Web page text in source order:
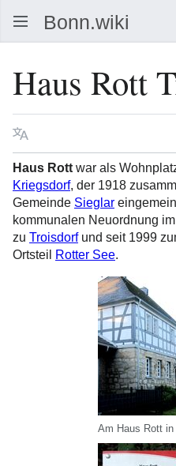
Haus Rott
Sprache
Haus Rott war als
Kriegsdorf, der 1918
Gemeinde Sieglar
kommunalen Neuordnung
zu Troisdorfund seit 1999
Ortsteil
Rotter See.
Am Haus Rott in